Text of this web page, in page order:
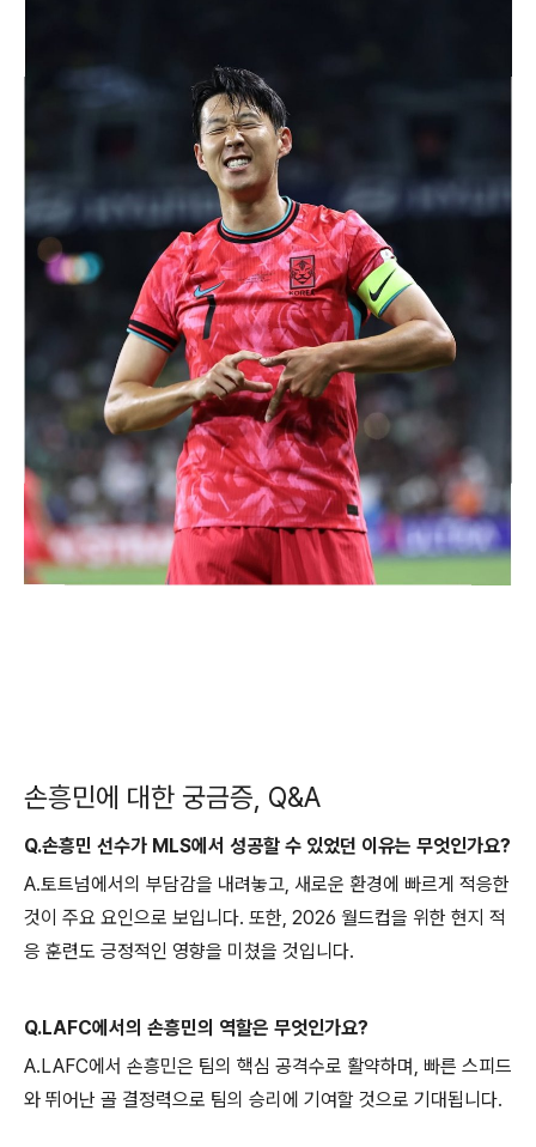
손흥민에 대한 궁금증, Q&A
Q.손흥민 선수가 MLS에서 성공할 수 있었던 이유는 무엇인가요?
A.토트넘에서의 부담감을 내려놓고, 새로운 환경에 빠르게 적응한
것이 주요 요인으로 보입니다. 또한, 2026 월드컵을 위한 현지 적
응 훈련도 긍정적인 영향을 미쳤을 것입니다.
Q.LAFC에서의 손흥민의 역할은 무엇인가요?
A.LAFC에서 손흥민은 팀의 핵심 공격수로 활약하며, 빠른 스피드
와 뛰어난 골 결정력으로 팀의 승리에 기여할 것으로 기대됩니다.